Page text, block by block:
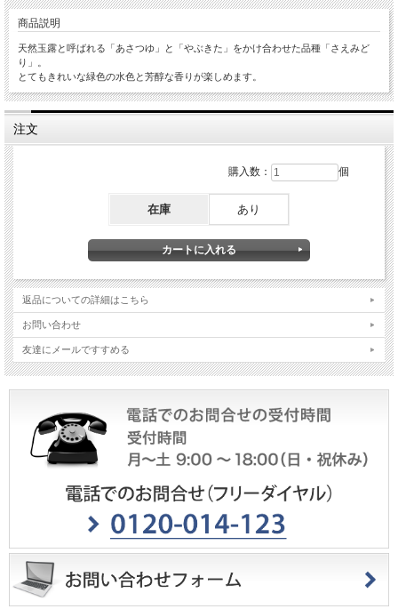
商品説明
天然玉露と呼ばれる「あさつゆ」と「やぶきた」をかけ合わせた品種「さえみど
り」。
とてもきれいな緑色の水色と芳醇な香りが楽しめます。
注文
購入数： 個
在庫 あり
返品についての詳細はこちら
お問い合わせ
友達にメールですすめる